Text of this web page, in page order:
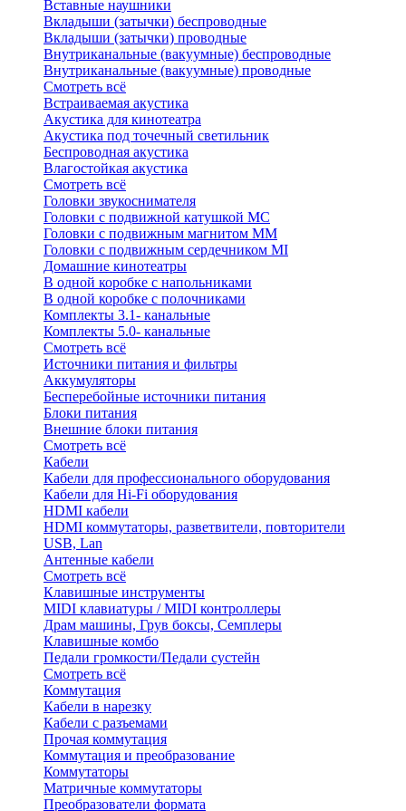
Вставные наушники
Вкладыши (затычки) беспроводные
Вкладыши (затычки) проводные
Внутриканальные (вакуумные) беспроводные
Внутриканальные (вакуумные) проводные
Смотреть всё
Встраиваемая акустика
Акустика для кинотеатра
Акустика под точечный светильник
Беспроводная акустика
Влагостойкая акустика
Смотреть всё
Головки звукоснимателя
Головки с подвижной катушкой MC
Головки с подвижным магнитом ММ
Головки с подвижным сердечником MI
Домашние кинотеатры
В одной коробке с напольниками
В одной коробке с полочниками
Комплекты 3.1- канальные
Комплекты 5.0- канальные
Смотреть всё
Источники питания и фильтры
Аккумуляторы
Бесперебойные источники питания
Блоки питания
Внешние блоки питания
Смотреть всё
Кабели
Кабели для профессионального оборудования
Кабели для Hi-Fi оборудования
HDMI кабели
HDMI коммутаторы, разветвители, повторители
USB, Lan
Антенные кабели
Смотреть всё
Клавишные инструменты
MIDI клавиатуры / MIDI контроллеры
Драм машины, Грув боксы, Семплеры
Клавишные комбо
Педали громкости/Педали сустейн
Смотреть всё
Коммутация
Кабели в нарезку
Кабели с разъемами
Прочая коммутация
Коммутация и преобразование
Коммутаторы
Матричные коммутаторы
Преобразователи формата